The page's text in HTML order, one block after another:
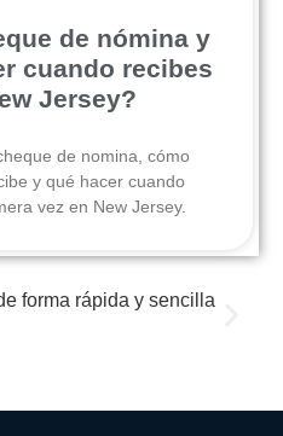
de nómina y
cuando recibes
Jersey?
de nomina, cómo
y qué hacer cuando
vez en New Jersey.